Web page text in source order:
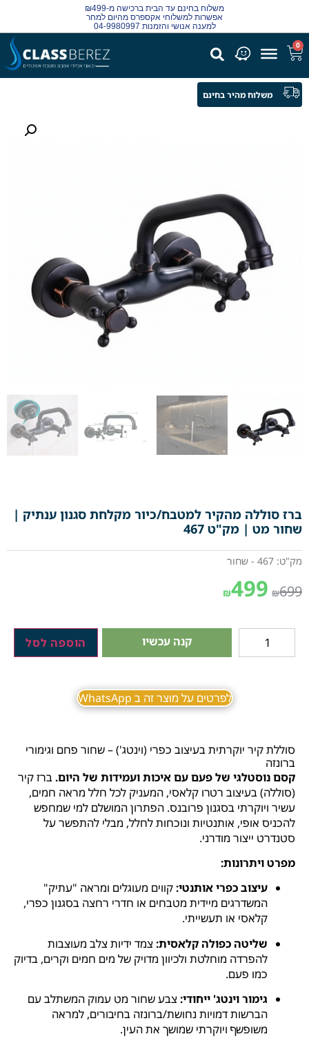
משלוח בחינם עד הבית ברכישה מ-₪499
אפשרות למשלוחי אקספרס מהיום למחר
למענה אנושי והזמנות 04-9980997
0
ברז סוללה מהקיר למטבח/כיור מקלחת סגנון ענתיק |
שחור מט | מק"ט 467
מק"ט: 467 - שחור
₪699
₪499
קנה עכשיו הוספה לסל
לפרטים על מוצר זה ב WhatsApp
סוללת קיר יוקרתית בעיצוב כפרי (וינטג') – שחור פחם וגימורי
ברונזה
קסם נוסטלגי של פעם עם איכות ועמידות של היום. ברז קיר
(סוללה) בעיצוב רטרו קלאסי, המעניק לכל חלל מראה חמים,
עשיר ויוקרתי בסגנון פרובנס. הפתרון המושלם למי שמחפש
להכניס אופי, אותנטיות ונוכחות לחלל, מבלי להתפשר על
סטנדרט ייצור מודרני.
מפרט ויתרונות:
עיצוב כפרי אותנטי:קווים מעוגלים ומראה "עתיק"
המשדרגים מיידית מטבחים או חדרי רחצה בסגנון כפרי,
קלאסי או תעשייתי.
שליטה כפולה קלאסית:צמד ידיות צלב מעוצבות
להפרדה מוחלטת ולכיוון מדויק של מים חמים וקרים, בדיוק
כמו פעם.
גימור וינטג' ייחודי:צבע שחור מט עמוק המשתלב עם
הברשות דמויות נחושת/ברונזה בחיבורים, למראה
משופשף ויוקרתי שמושך את העין.
משלוח מהיר בחינם